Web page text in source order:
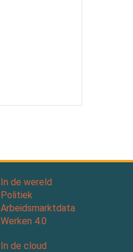
In de wereld
Politiek
Arbeidsmarktdata
Werken 4.0
In de cloud